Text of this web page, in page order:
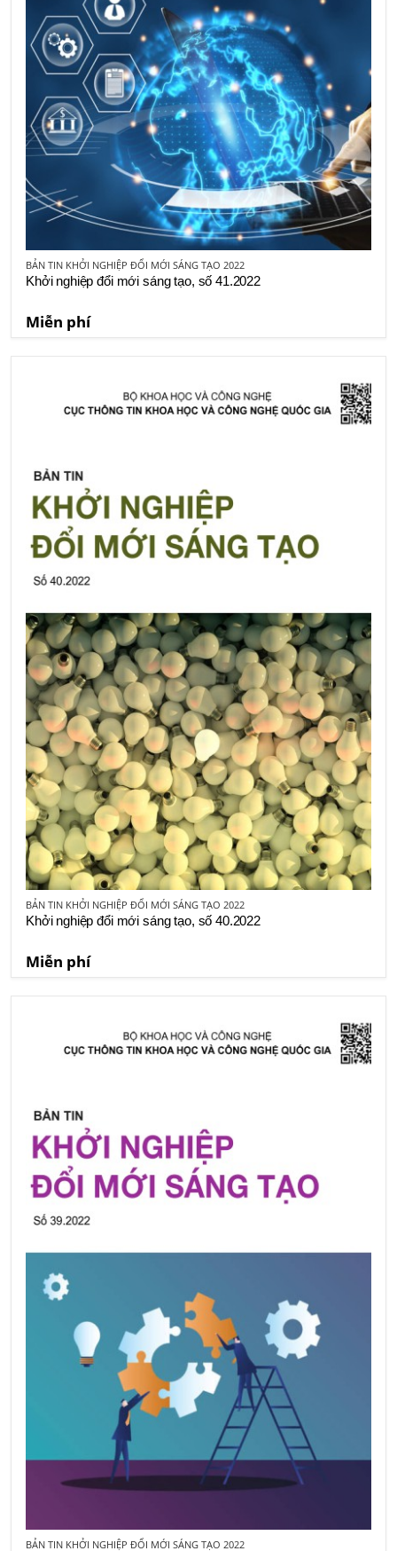
BẢN TIN KHỞI NGHIỆP ĐỔI MỚI SÁNG TẠO 2022
Khởi nghiệp đổi mới sáng tạo, số 41.2022
Miễn phí
BẢN TIN KHỞI NGHIỆP ĐỔI MỚI SÁNG TẠO 2022
Khởi nghiệp đổi mới sáng tạo, số 40.2022
Miễn phí
BẢN TIN KHỞI NGHIỆP ĐỔI MỚI SÁNG TẠO 2022